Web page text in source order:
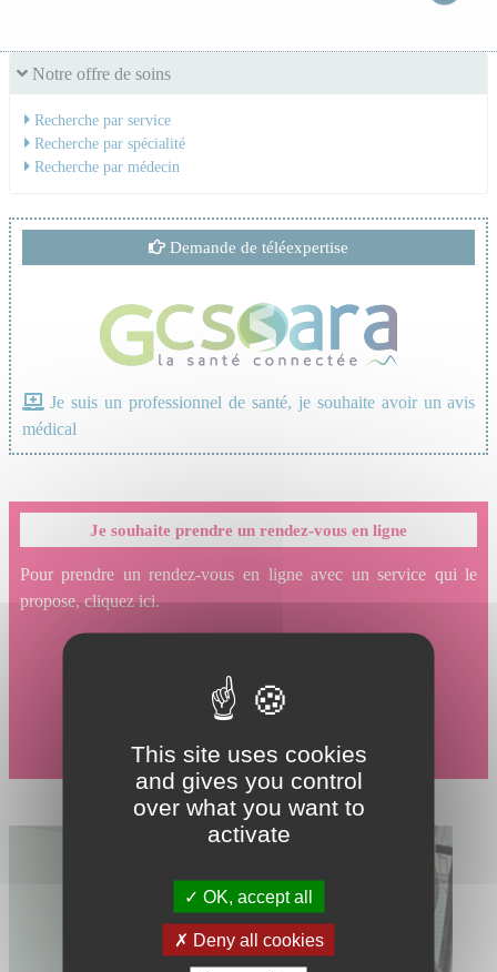
Notre offre de soins
Recherche par service
Recherche par spécialité
Recherche par médecin
Demande de téléexpertise
Je suis un professionnel de santé, je souhaite avoir un avis
médical
Je souhaite prendre un rendez-vous en ligne
Pour prendre un rendez-vous en ligne avec un service qui le
propose, cliquez ici.
This site uses cookies
and gives you control
over what you want to
activate
OK, accept all
Deny all cookies